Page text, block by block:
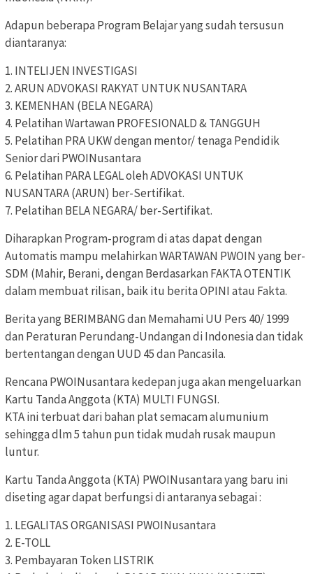
Adapun beberapa Program Belajar yang sudah tersusun
diantaranya:
1. INTELIJEN INVESTIGASI
2. ARUN ADVOKASI RAKYAT UNTUK NUSANTARA
3. KEMENHAN (BELA NEGARA)
4. Pelatihan Wartawan PROFESIONALD & TANGGUH
5. Pelatihan PRA UKW dengan mentor/ tenaga Pendidik
Senior dari PWOINusantara
6. Pelatihan PARA LEGAL oleh ADVOKASI UNTUK
NUSANTARA (ARUN) ber-Sertifikat.
7. Pelatihan BELA NEGARA/ ber-Sertifikat.
Diharapkan Program-program di atas dapat dengan
Automatis mampu melahirkan WARTAWAN PWOIN yang ber-
SDM (Mahir, Berani, dengan Berdasarkan FAKTA OTENTIK
dalam membuat rilisan, baik itu berita OPINI atau Fakta.
Berita yang BERIMBANG dan Memahami UU Pers 40/ 1999
dan Peraturan Perundang-Undangan di Indonesia dan tidak
bertentangan dengan UUD 45 dan Pancasila.
Rencana PWOINusantara kedepan juga akan mengeluarkan
Kartu Tanda Anggota (KTA) MULTI FUNGSI.
KTA ini terbuat dari bahan plat semacam alumunium
sehingga dlm 5 tahun pun tidak mudah rusak maupun
luntur.
Kartu Tanda Anggota (KTA) PWOINusantara yang baru ini
diseting agar dapat berfungsi di antaranya sebagai :
1. LEGALITAS ORGANISASI PWOINusantara
2. E-TOLL
3. Pembayaran Token LISTRIK